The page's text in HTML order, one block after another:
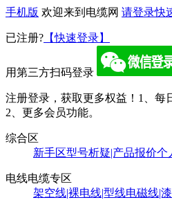
手机版 欢迎来到电缆网 请登录快
已注册? 【快速登录】
用第三方扫码登录
注册登录，获取更多权益！ 1、每
2、更多会员功能。
综合区
新手区型号析疑|产品报价个
电线电缆专区
架空线|裸电线|型线电磁线|